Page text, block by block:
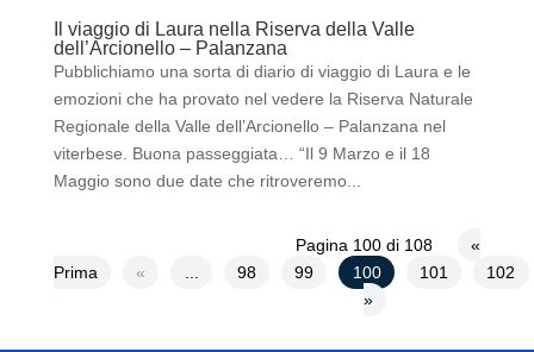
Il viaggio di Laura nella Riserva della Valle
dell’Arcionello – Palanzana
Pubblichiamo una sorta di diario di viaggio di Laura e le
emozioni che ha provato nel vedere la Riserva Naturale
Regionale della Valle dell’Arcionello – Palanzana nel
viterbese. Buona passeggiata… “Il 9 Marzo e il 18
Maggio sono due date che ritroveremo...
Pagina 100 di 108
«
Prima
« 98 99 100 101
102
»